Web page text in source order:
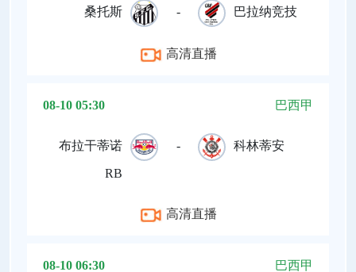
桑托斯 - 巴拉纳竞技
高清直播
08-10 05:30 巴西甲
布拉干蒂诺
RB
- 科林蒂安
高清直播
08-10 06:30 巴西甲